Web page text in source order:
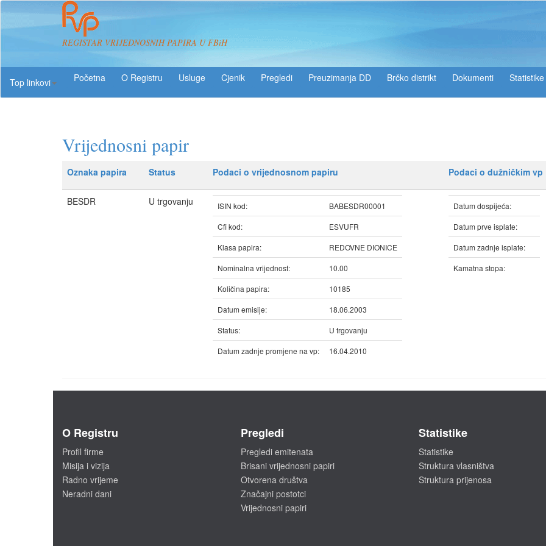
REGISTAR VRIJEDNOSNIH PAPIRA U FBiH
Top linkovi
O Registru Usluge Pregledi Preuzimanja DD Brčko distrikt Dokumenti Statistike
Vrijednosni papir
Oznaka papira Status Podaci o vrijednosnom papiru Podaci o dužničkim vp
BESDR U trgovanju ISIN kod:
BABESDR00001
Cfi kod:
ESVUFR
Klasa papira:
REDOVNE DIONICE
Nominalna vrijednost:
10.00
Količina papira:
10185
Datum emisije:
18.06.2003
Status:
U trgovanju
Datum zadnje promjene na vp:
16.04.2010
Datum dospijeća:
Datum prve isplate:
Datum zadnje isplate:
Kamatna stopa:
O Registru
Profil firme
Misija i vizija
Radno vrijeme
Neradni dani
Pregledi
Pregledi emitenata
Brisani vrijednosni papiri
Otvorena društva
Značajni postotci
Vrijednosni papiri
Statistike
Statistike
Struktura vlasništva
Struktura prijenosa